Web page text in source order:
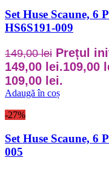
Set Huse Scaune, 6
HS6S191-009
149,00lei Prețul
149,00 lei.109,00
109,00 lei.
Adaugă în coș
-27%
Set Huse Scaune, 6
005